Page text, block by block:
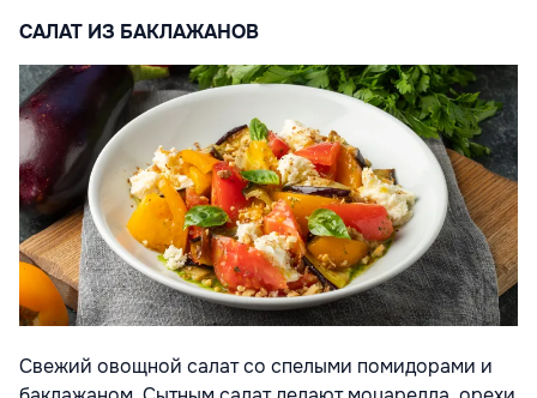
САЛАТ ИЗ БАКЛАЖАНОВ
Свежий овощной салат со спелыми помидорами и